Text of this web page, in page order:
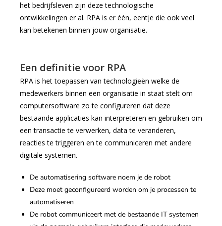
het bedrijfsleven zijn deze technologische
ontwikkelingen er al. RPA is er één, eentje die ook veel
kan betekenen binnen jouw organisatie.
Een definitie voor RPA
RPA is het toepassen van technologieën welke de
medewerkers binnen een organisatie in staat stelt om
computersoftware zo te configureren dat deze
bestaande applicaties kan interpreteren en gebruiken om
een transactie te verwerken, data te veranderen,
reacties te triggeren en te communiceren met andere
digitale systemen.
De automatisering software noem je de robot
Deze moet geconfigureerd worden om je processen te
automatiseren
De robot communiceert met de bestaande IT systemen